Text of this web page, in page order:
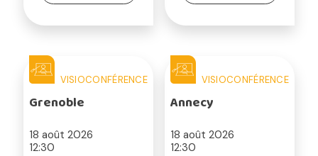
VISIOCONFÉRENCE
Grenoble
18 août 2026
12:30
VISIOCONFÉRENCE
Annecy
18 août 2026
12:30